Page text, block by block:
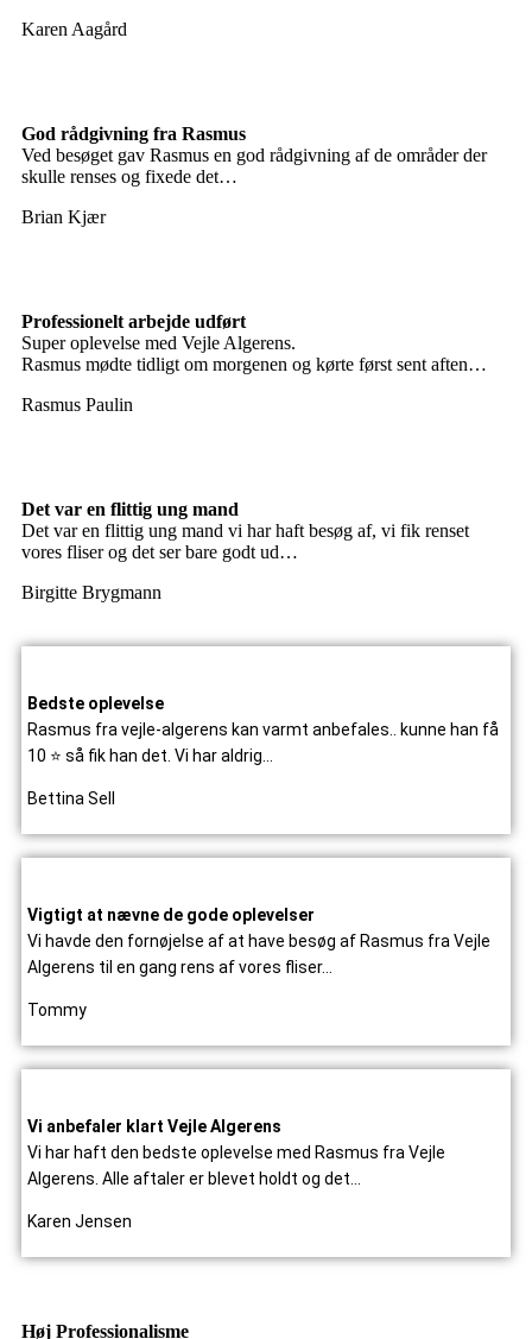
Karen Aagård
God rådgivning fra Rasmus
Ved besøget gav Rasmus en god rådgivning af de områder der
skulle renses og fixede det…
Brian Kjær
Professionelt arbejde udført
Super oplevelse med Vejle Algerens.
Rasmus mødte tidligt om morgenen og kørte først sent aften…
Rasmus Paulin
Det var en flittig ung mand
Det var en flittig ung mand vi har haft besøg af, vi fik renset
vores fliser og det ser bare godt ud…
Birgitte Brygmann
Bedste oplevelse
Rasmus fra vejle-algerens kan varmt anbefales.. kunne han få
10 ⭐ så fik han det. Vi har aldrig…
Bettina Sell
Vigtigt at nævne de gode oplevelser
Vi havde den fornøjelse af at have besøg af Rasmus fra Vejle
Algerens til en gang rens af vores fliser…
Tommy
Vi anbefaler klart Vejle Algerens
Vi har haft den bedste oplevelse med Rasmus fra Vejle
Algerens. Alle aftaler er blevet holdt og det…
Karen Jensen
Høj Professionalisme